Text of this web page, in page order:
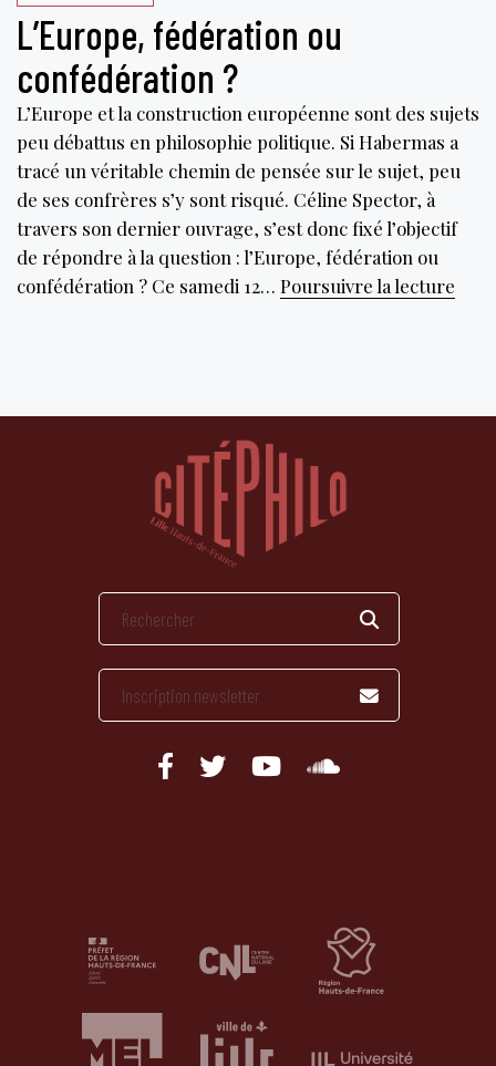
L’Europe, fédération ou
confédération ?
L’Europe et la construction européenne sont des sujets
peu débattus en philosophie politique. Si Habermas a
tracé un véritable chemin de pensée sur le sujet, peu
de ses confrères s’y sont risqué. Céline Spector, à
travers son dernier ouvrage, s’est donc fixé l’objectif
de répondre à la question : l’Europe, fédération ou
confédération ? Ce samedi 12… Poursuivre la lecture